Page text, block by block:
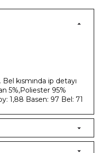
kısmında ip detayı
5%,Poliester 95%
1,88 Basen: 97 Bel: 71